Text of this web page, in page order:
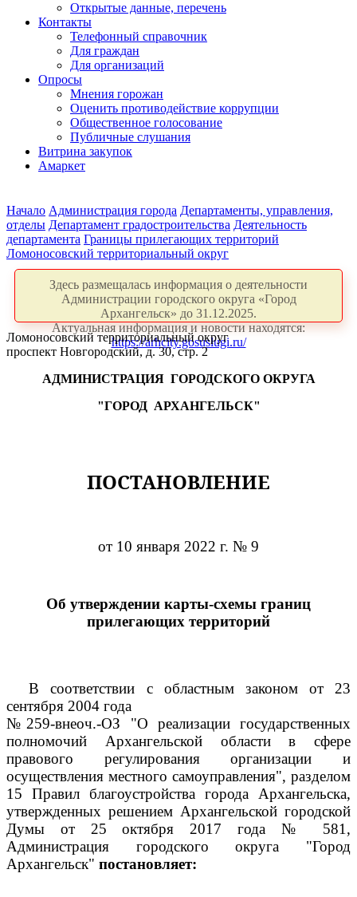
Открытые данные, перечень
Контакты
Телефонный справочник
Для граждан
Для организаций
Опросы
Мнения горожан
Оценить противодействие коррупции
Общественное голосование
Публичные слушания
Витрина закупок
Амаркет
Начало Администрация города Департаменты, управления,
отделы Департамент градостроительства Деятельность
департамента Границы прилегающих территорий
Ломоносовский территориальный округ
Здесь размещалась информация о деятельности
Администрации городского округа «Город
Архангельск» до 31.12.2025.
Актуальная информация и новости находятся:
https://arhcity.gosuslugi.ru/
Ломоносовский территориальный округ
проспект Новгородский, д. 30, стр. 2
АДМИНИСТРАЦИЯ ГОРОДСКОГО ОКРУГА
"ГОРОД АРХАНГЕЛЬСК"
ПОСТАНОВЛЕНИЕ
от 10 января 2022 г. № 9
Об утверждении карты-схемы границ
прилегающих территорий
В соответствии с областным законом от 23
сентября 2004 года
№259-внеоч.-ОЗ "О реализации государственных
полномочий Архангельской области в сфере
правового регулирования организации и
осуществления местного самоуправления", разделом
15 Правил благоустройства города Архангельска,
утвержденных решением Архангельской городской
Думы от 25 октября 2017 года № 581,
Администрация городского округа "Город
Архангельск" постановляет: